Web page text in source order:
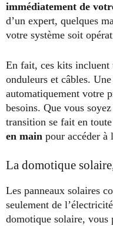
immédiatement de
d’un expert, quelques
votre système soit
En fait, ces kits incluent
onduleurs et câbles.
automatiquement votre
besoins. Que vous
transition se fait en
en main pour accéder à
La domotique
Les panneaux solaires
seulement de
domotique solaire, vous